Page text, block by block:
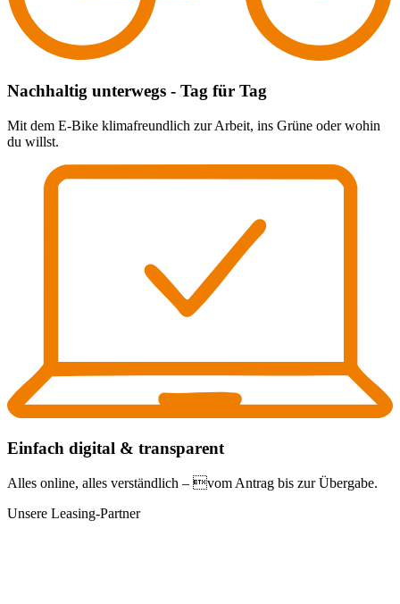
Nachhaltig unterwegs - Tag für Tag
Mit dem E-Bike klimafreundlich zur Arbeit, ins Grüne oder wohin
du willst.
Einfach digital & transparent
Alles online, alles verständlich – vom Antrag bis zur Übergabe.
Unsere Leasing-Partner